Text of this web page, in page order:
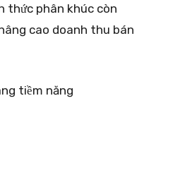
thức phân khúc còn
cao doanh thu bán